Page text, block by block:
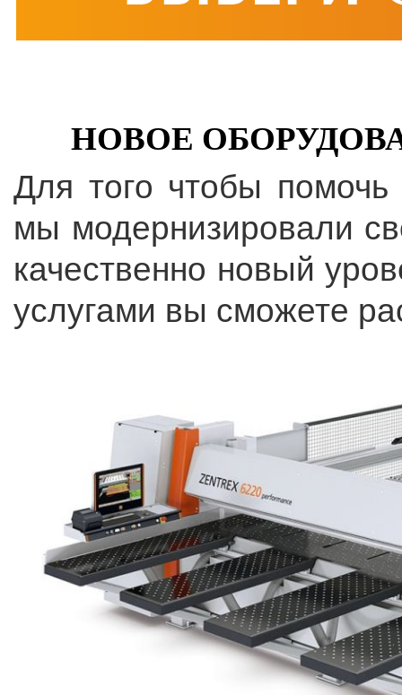
НОВОЕ
Для того чтобы
мы модернизировали
качественно новый
услугами вы сможете